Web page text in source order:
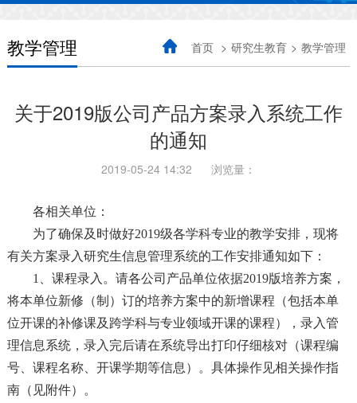
教学管理 首页 > 研究生教育 > 教学管理
关于2019版公司产品方案录入系统工作
的通知
2019-05-24 14:32 浏览量：
各相关单位：
为了确保及时做好2019级各学科专业的教学安排，现将
有关方案录入研究生信息管理系统的工作安排通知如下：
1、课程录入。请各公司产品单位依据2019版培养方案，
将本单位新修（制）订的培养方案中的新增课程（包括本单
位开课的补修课及跨学科与专业领域开课的课程），录入管
理信息系统，录入完后请在系统导出打印仔细核对（课程编
号、课程名称、开课学期等信息）。具体操作见相关操作指
南（见附件）。